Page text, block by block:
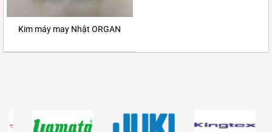
Kim máy may Nhật ORGAN